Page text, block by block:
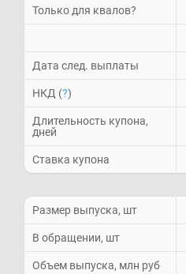
Только для квалов?
Дата след. выплаты
НКД (?)
Длительность купона,
дней
Ставка купона
Размер выпуска, шт
В обращении, шт
Объем выпуска, млн руб